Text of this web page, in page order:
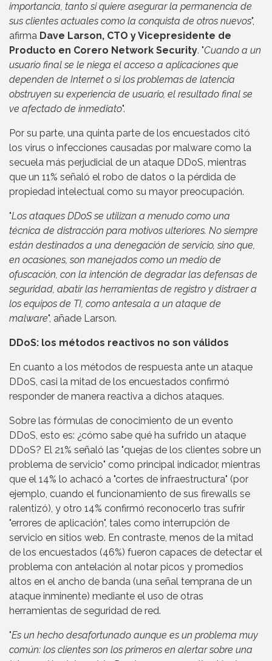
importancia, tanto si quiere asegurar la permanencia de
sus clientes actuales como la conquista de otros nuevos",
afirma Dave Larson, CTO y Vicepresidente de
Producto en Corero Network Security. "Cuando a un
usuario final se le niega el acceso a aplicaciones que
dependen de Internet o si los problemas de latencia
obstruyen su experiencia de usuario, el resultado final se
ve afectado de inmediato".
Por su parte, una quinta parte de los encuestados citó
los virus o infecciones causadas por malware como la
secuela más perjudicial de un ataque DDoS, mientras
que un 11% señaló el robo de datos o la pérdida de
propiedad intelectual como su mayor preocupación.
"Los ataques DDoS se utilizan a menudo como una
técnica de distracción para motivos ulteriores. No siempre
están destinados a una denegación de servicio, sino que,
en ocasiones, son manejados como un medio de
ofuscación, con la intención de degradar las defensas de
seguridad, abatir las herramientas de registro y distraer a
los equipos de TI, como antesala a un ataque de
malware", añade Larson.
DDoS: los métodos reactivos no son válidos
En cuanto a los métodos de respuesta ante un ataque
DDoS, casi la mitad de los encuestados confirmó
responder de manera reactiva a dichos ataques.
Sobre las fórmulas de conocimiento de un evento
DDoS, esto es: ¿cómo sabe qué ha sufrido un ataque
DDoS? El 21% señaló las "quejas de los clientes sobre un
problema de servicio" como principal indicador, mientras
que el 14% lo achacó a "cortes de infraestructura" (por
ejemplo, cuando el funcionamiento de sus firewalls se
ralentizó), y otro 14% confirmó reconocerlo tras sufrir
"errores de aplicación", tales como interrupción de
servicio en sitios web. En contraste, menos de la mitad
de los encuestados (46%) fueron capaces de detectar el
problema con antelación al notar picos y promedios
altos en el ancho de banda (una señal temprana de un
ataque inminente) mediante el uso de otras
herramientas de seguridad de red.
"Es un hecho desafortunado aunque es un problema muy
común: los clientes son los primeros en alertar sobre una